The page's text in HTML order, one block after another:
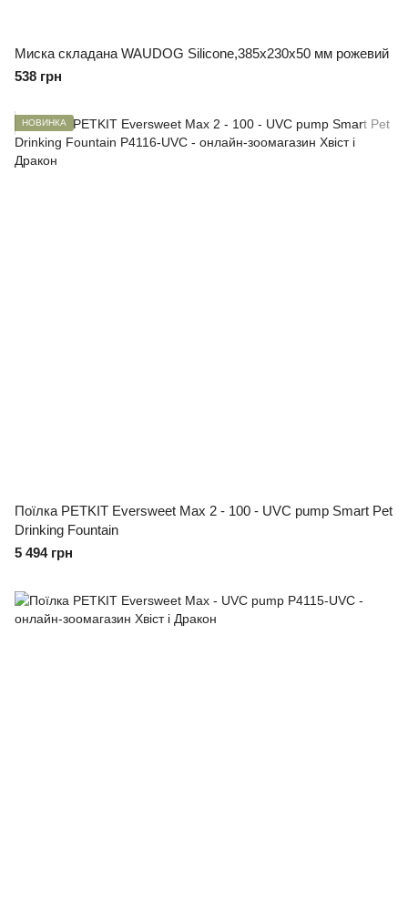
Миска складана WAUDOG Silicone,385х230х50 мм рожевий
538 грн
НОВИНКА
Поїлка PETKIT Eversweet Max 2 - 100 - UVC pump Smart Pet
Drinking Fountain
5 494 грн